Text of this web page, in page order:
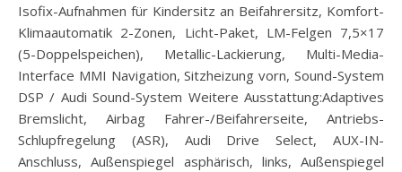
Isofix-Aufnahmen für Kindersitz an Beifahrersitz, Komfort-
Klimaautomatik 2-Zonen, Licht-Paket, LM-Felgen 7,5×17
(5-Doppelspeichen), Metallic-Lackierung, Multi-Media-
Interface MMI Navigation, Sitzheizung vorn, Sound-System
DSP / Audi Sound-System Weitere Ausstattung:Adaptives
Bremslicht, Airbag Fahrer-/Beifahrerseite, Antriebs-
Schlupfregelung (ASR), Audi Drive Select, AUX-IN-
Anschluss, Außenspiegel asphärisch, links, Außenspiegel